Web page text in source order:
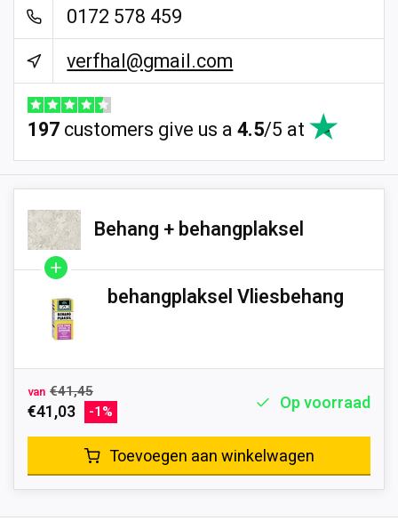
0172 578 459
verfhal@gmail.com
197customers give us a4.5/5 at
Behang + behangplaksel
behangplaksel Vliesbehang
van €41,45
€41,03 -1% Op voorraad
Toevoegen aan winkelwagen